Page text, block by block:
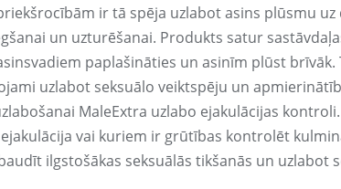
ir tā spēja uzlabot asins plūsmu
un uzturēšanai. Produkts satur
paplašināties un asinīm plūst brīvāk.
uzlabot seksuālo veiktspēju un
MaleExtra uzlabo ejakulācijas
vai kuriem ir grūtības kontrolēt
ilgstošākas seksuālās tikšanās un uzlabot